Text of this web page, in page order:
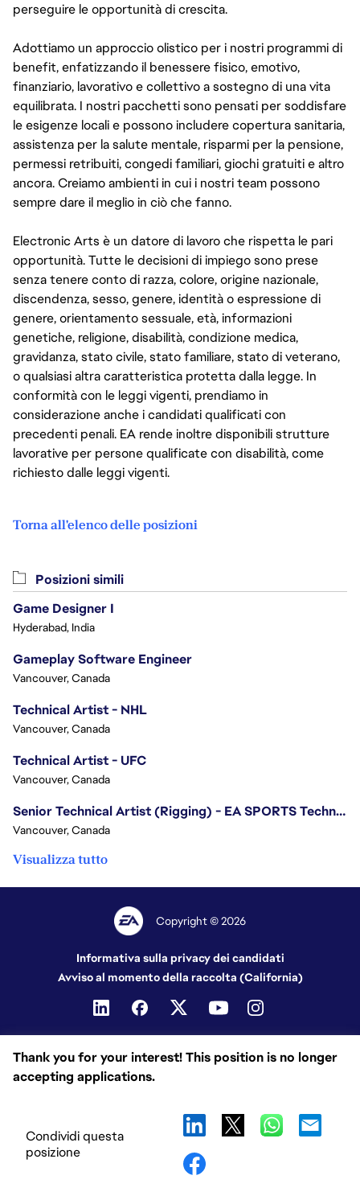
perseguire le opportunità di crescita.
Adottiamo un approccio olistico per i nostri programmi di
benefit, enfatizzando il benessere fisico, emotivo,
finanziario, lavorativo e collettivo a sostegno di una vita
equilibrata. I nostri pacchetti sono pensati per soddisfare
le esigenze locali e possono includere copertura sanitaria,
assistenza per la salute mentale, risparmi per la pensione,
permessi retribuiti, congedi familiari, giochi gratuiti e altro
ancora. Creiamo ambienti in cui i nostri team possono
sempre dare il meglio in ciò che fanno.
Electronic Arts è un datore di lavoro che rispetta le pari
opportunità. Tutte le decisioni di impiego sono prese
senza tenere conto di razza, colore, origine nazionale,
discendenza, sesso, genere, identità o espressione di
genere, orientamento sessuale, età, informazioni
genetiche, religione, disabilità, condizione medica,
gravidanza, stato civile, stato familiare, stato di veterano,
o qualsiasi altra caratteristica protetta dalla legge. In
conformità con le leggi vigenti, prendiamo in
considerazione anche i candidati qualificati con
precedenti penali. EA rende inoltre disponibili strutture
lavorative per persone qualificate con disabilità, come
richiesto dalle leggi vigenti.
Torna all'elenco delle posizioni
Thank you for your interest! This position is no longer
accepting applications.
Condividi questa
posizione
Posizioni simili
Game Designer I
Hyderabad, India
Gameplay Software Engineer
Vancouver, Canada
Technical Artist - NHL
Vancouver, Canada
Technical Artist - UFC
Vancouver, Canada
Senior Technical Artist (Rigging) - EA SPORTS Technology
Vancouver, Canada
Visualizza tutto
Copyright © 2026
Informativa sulla privacy dei candidati
Avviso al momento della raccolta (California)